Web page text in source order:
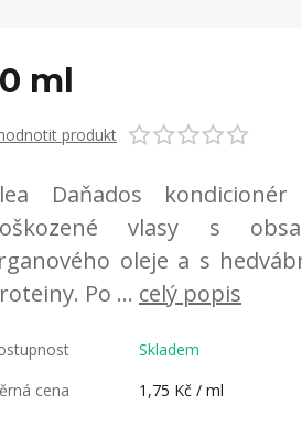
ml
produkt
Daňados
vlasy s
oleje a s
Po ... celý popis
Skladem
cena
1,75 Kč / ml